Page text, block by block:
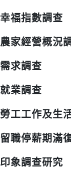
福指數調查
家經營概況
求調查
業調查
工工作及生
職停薪期滿
象調查研究